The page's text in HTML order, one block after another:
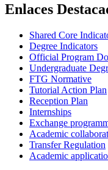
Enlaces
Shared Core
Degree Indicators
Official Program
Undergraduate
FTG Normative
Tutorial Action Plan
Reception Plan
Internships
Exchange
Academic
Transfer Regulation
Academic